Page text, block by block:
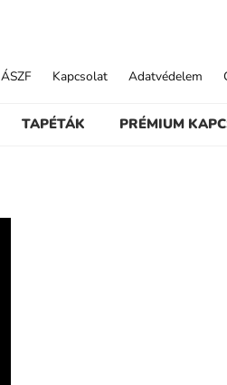
TAPÉTÁK PRÉMIUM
ÁSZF Kapcsolat Adatvédelem